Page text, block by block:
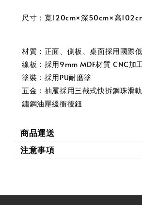
尺寸：寬120cm×深50cm×高
材質：正面、側板、桌面採用國際
線板：採用9mm MDF材質 CNC加
塗裝：採用PU耐磨塗
五金：抽屜採用三截式快拆鋼珠滑
鏽鋼油壓緩衝後鈕
商品運送
注意事項